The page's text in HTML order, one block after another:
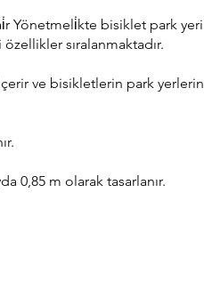
Yönetmeli̇kte bisiklet park yeri
sıralanmaktadır.
ve bisikletlerin park
0,85 m olarak tasarlanır.